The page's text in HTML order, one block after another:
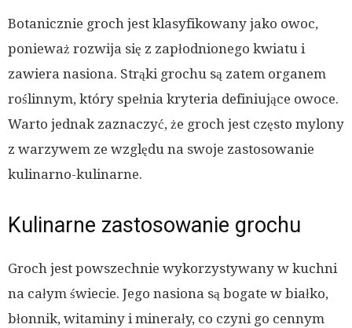
Botanicznie groch jest klasyfikowany jako owoc,
ponieważ rozwija się z zapłodnionego kwiatu i
zawiera nasiona. Strąki grochu są zatem organem
roślinnym, który spełnia kryteria definiujące owoce.
Warto jednak zaznaczyć, że groch jest często mylony
z warzywem ze względu na swoje zastosowanie
kulinarno-kulinarne.
Kulinarne zastosowanie grochu
Groch jest powszechnie wykorzystywany w kuchni
na całym świecie. Jego nasiona są bogate w białko,
błonnik, witaminy i minerały, co czyni go cennym